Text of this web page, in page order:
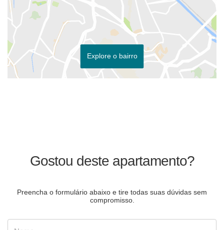
Explore o bairro
Gostou deste apartamento?
Preencha o formulário abaixo e tire todas suas dúvidas sem
compromisso.